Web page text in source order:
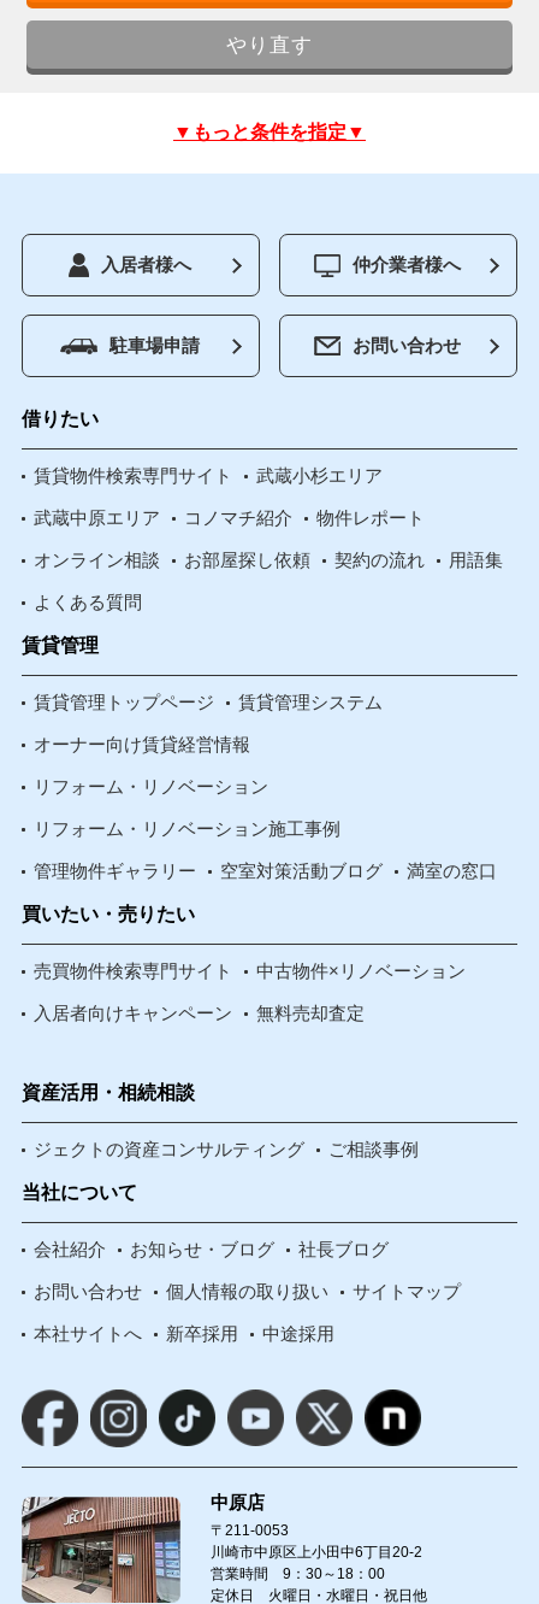
▼もっと条件を指定▼
入居者様へ 仲介業者様へ
駐車場申請 お問い合わせ
借りたい
賃貸物件検索専門サイト 武蔵小杉エリア
武蔵中原エリア コノマチ紹介 物件レポート
オンライン相談 お部屋探し依頼 契約の流れ 用語集
よくある質問
賃貸管理
賃貸管理トップページ 賃貸管理システム
オーナー向け賃貸経営情報
リフォーム・リノベーション
リフォーム・リノベーション施工事例
管理物件ギャラリー 空室対策活動ブログ 満室の窓口
買いたい・売りたい
売買物件検索専門サイト 中古物件×リノベーション
入居者向けキャンペーン 無料売却査定
資産活用・相続相談
ジェクトの資産コンサルティング ご相談事例
当社について
会社紹介 お知らせ・ブログ 社長ブログ
お問い合わせ 個人情報の取り扱い サイトマップ
本社サイトへ 新卒採用 中途採用
中原店
〒211-0053
川崎市中原区上小田中6丁目20-2
営業時間 9：30～18：00
定休日 火曜日・水曜日・祝日他